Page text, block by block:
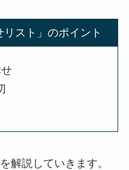
リスト」のポイント
解説していきます。